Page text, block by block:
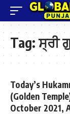
Tag:ਸ੍ਰੀ
Today’s
(Golden
October 2021,